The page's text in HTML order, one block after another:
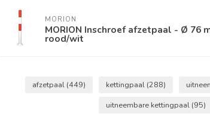
MORION
MORION Inschroef afzetpaal - Ø 76
rood/wit
afzetpaal (449) kettingpaal (288)
uitneembare kettingpaal (95)